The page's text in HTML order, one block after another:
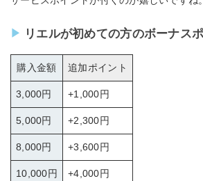
リエルが初めての方のボーナス
購入金額 追加ポイント
3,000円 +1,000円
5,000円 +2,300円
8,000円 +3,600円
10,000円 +4,000円